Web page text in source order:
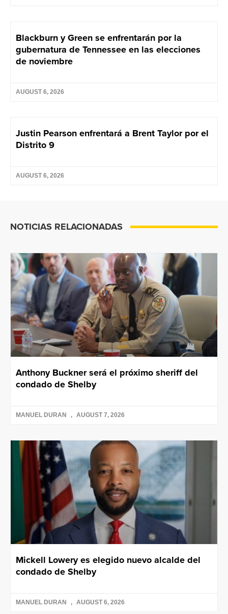
Blackburn y Green se enfrentarán por la
gubernatura de Tennessee en las elecciones
de noviembre
AUGUST 6, 2026
Justin Pearson enfrentará a Brent Taylor por el
Distrito 9
AUGUST 6, 2026
NOTICIAS RELACIONADAS
Anthony Buckner será el próximo sheriff del
condado de Shelby
MANUEL DURAN AUGUST 7, 2026
Mickell Lowery es elegido nuevo alcalde del
condado de Shelby
MANUEL DURAN AUGUST 6, 2026